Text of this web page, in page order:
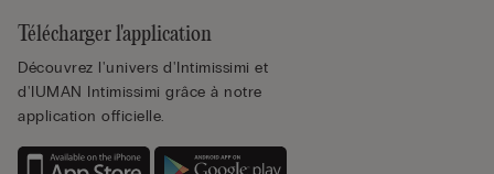
Télécharger l'application
Découvrez l'univers d'Intimissimi et
d'IUMAN Intimissimi grâce à notre
application officielle.